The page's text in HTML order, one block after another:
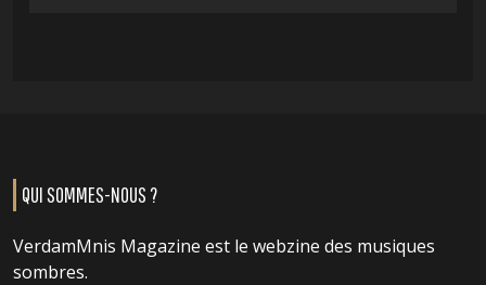
QUI SOMMES-NOUS ?
VerdamMnis Magazine est le webzine des musiques
sombres.